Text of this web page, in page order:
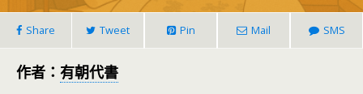
Share Tweet Pin Mail SMS
作者： 有朝代書